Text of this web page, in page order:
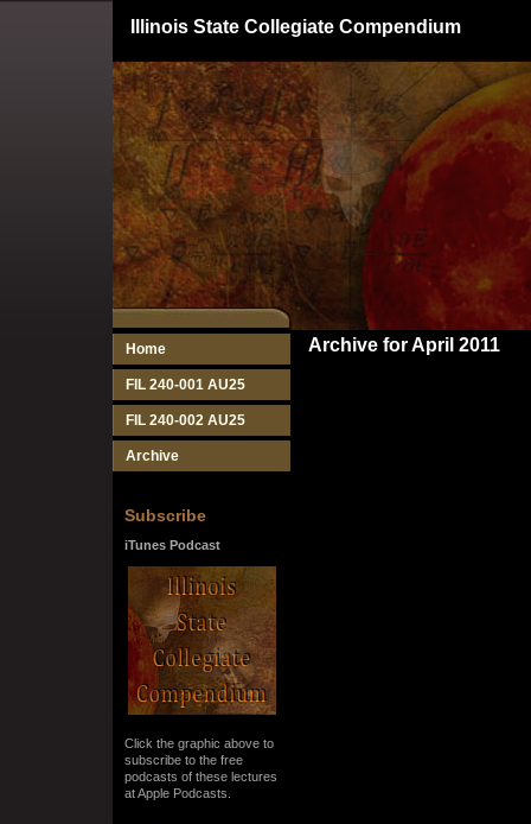
Illinois State Collegiate Compendium
Home
FIL 240-001 AU25
FIL 240-002 AU25
Archive
Subscribe
iTunes Podcast
Click the graphic above to
subscribe to the free
podcasts of these lectures
at Apple Podcasts.
Archive for April 2011